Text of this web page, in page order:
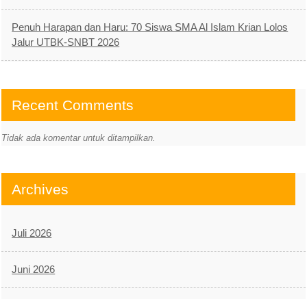
Penuh Harapan dan Haru: 70 Siswa SMA Al Islam Krian Lolos
Jalur UTBK-SNBT 2026
Recent Comments
Tidak ada komentar untuk ditampilkan.
Archives
Juli 2026
Juni 2026